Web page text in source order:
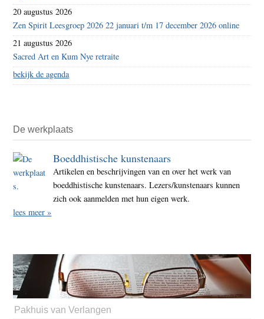
20 augustus 2026
Zen Spirit Leesgroep 2026 22 januari t/m 17 december 2026 online
21 augustus 2026
Sacred Art en Kum Nye retraite
bekijk de agenda
De werkplaats
Boeddhistische kunstenaars
Artikelen en beschrijvingen van en over het werk van
boeddhistische kunstenaars. Lezers/kunstenaars kunnen
zich ook aanmelden met hun eigen werk.
lees meer »
Pakhuis van Verlangen